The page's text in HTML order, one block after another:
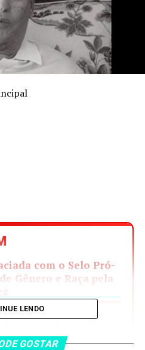
com o Selo Pró-
Gênero e Raça pela
aprova lei para
coletivo
LENDO
GOSTAR